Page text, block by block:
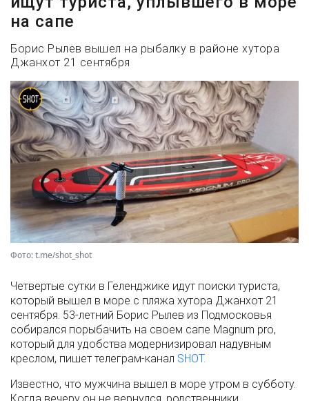
на сапе
Борис Рылев вышел на рыбалку в районе хутора
Джанхот 21 сентября
Фото: t.me/shot_shot
Четвертые сутки в Геленджике идут поиски туриста,
который вышел в море с пляжа хутора Джанхот 21
сентября. 53-летний Борис Рылев из Подмосковья
собирался порыбачить на своем сапе Magnum pro,
который для удобства модернизировал надувным
креслом, пишет телеграм-канал SHOT.
Известно, что мужчина вышел в море утром в субботу.